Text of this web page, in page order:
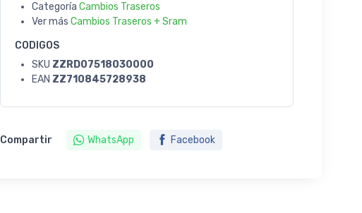
Categoría Cambios Traseros
Ver más Cambios Traseros + Sram
CODIGOS
SKU ZZRD07518030000
EAN ZZ710845728938
Compartir WhatsApp Facebook